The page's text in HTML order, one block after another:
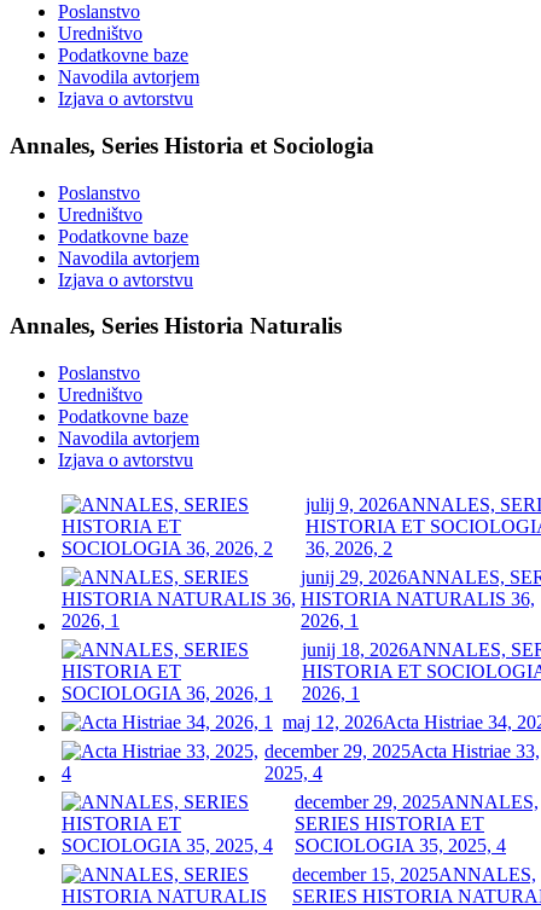
Poslanstvo
Uredništvo
Podatkovne baze
Navodila avtorjem
Izjava o avtorstvu
Annales, Series Historia et Sociologia
Poslanstvo
Uredništvo
Podatkovne baze
Navodila avtorjem
Izjava o avtorstvu
Annales, Series Historia Naturalis
Poslanstvo
Uredništvo
Podatkovne baze
Navodila avtorjem
Izjava o avtorstvu
julij 9, 2026ANNALES,
HISTORIA ET
36, 2026, 2
junij 29, 2026ANNALES,
HISTORIA NATURALIS 36,
2026, 1
junij 18, 2026ANNALES,
HISTORIA ET
2026, 1
maj 12, 2026Acta Histriae 34,
december 29, 2025Acta Histriae 33,
2025, 4
december 29, 2025ANNALES,
SERIES HISTORIA ET
SOCIOLOGIA 35, 2025, 4
december 15, 2025ANNALES,
SERIES HISTORIA